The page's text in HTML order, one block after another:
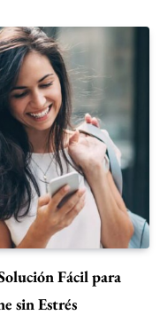
Fácil para
sin Estrés